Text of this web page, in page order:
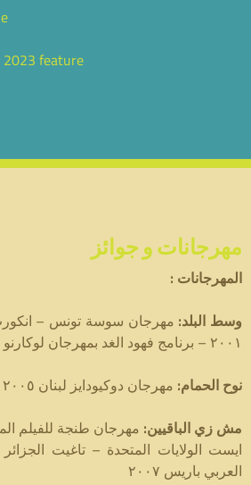
2023 feature
مهرجانات و جوائز
المهرجانات :
وسط البلد: مهرجان سوسة تونس – انكورت
٢٠٠١ – برنامج فهود الغد بمهرجان لوكارنو ٢٠٠٤
نوح الحمام: مهرجان دوكيودايز لبنان ٢٠٠٥
مش زي الباقيين: مهرجان طنجة للفيلم
ايست الولايات المتحدة – تاغيت
العربي باريس ٢٠٠٧